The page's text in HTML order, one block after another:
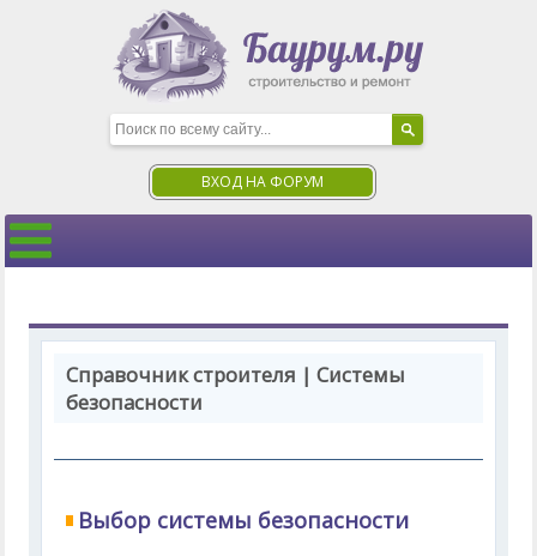
ВХОД НА ФОРУМ
Справочник строителя | Системы
безопасности
Выбор системы безопасности